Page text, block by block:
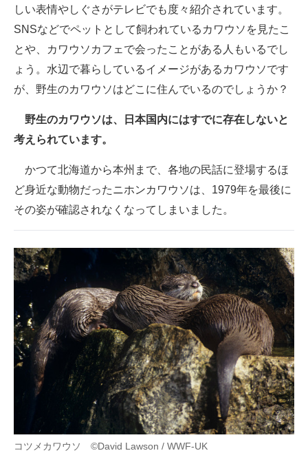
しい表情やしぐさがテレビでも度々紹介されています。
SNSなどでペットとして飼われているカワウソを見たこ
とや、カワウソカフェで会ったことがある人もいるでし
ょう。水辺で暮らしているイメージがあるカワウソです
が、野生のカワウソはどこに住んでいるのでしょうか？
野生のカワウソは、日本国内にはすでに存在しないと
考えられています。
かつて北海道から本州まで、各地の民話に登場するほ
ど身近な動物だったニホンカワウソは、1979年を最後に
その姿が確認されなくなってしまいました。
コツメカワウソ ©David Lawson / WWF-UK